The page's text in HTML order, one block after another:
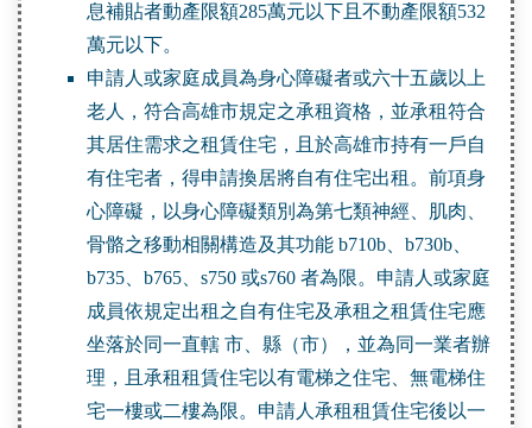
息補貼者動產限額285萬元以下且不動產限額532
萬元以下。
申請人或家庭成員為身心障礙者或六十五歲以上
老人，符合高雄市規定之承租資格，並承租符合
其居住需求之租賃住宅，且於高雄市持有一戶自
有住宅者，得申請換居將自有住宅出租。前項身
心障礙，以身心障礙類別為第七類神經、肌肉、
骨骼之移動相關構造及其功能 b710b、b730b、
b735、b765、s750 或s760 者為限。申請人或家庭
成員依規定出租之自有住宅及承租之租賃住宅應
坐落於同一直轄 市、縣（市），並為同一業者辦
理，且承租租賃住宅以有電梯之住宅、無電梯住
宅一樓或二樓為限。申請人承租租賃住宅後以一